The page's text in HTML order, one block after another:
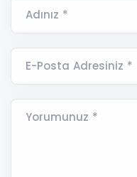
Adınız *
E-Posta Adresiniz *
Yorumunuz *